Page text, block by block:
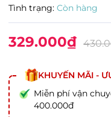
Tình trạng: Còn hàng
329.000₫
KHUYẾN MÃI -
Miễn phí vận
400.000đ